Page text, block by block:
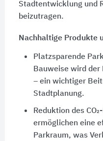
Stadtentwicklung und
beizutragen.
Nachhaltige Produkte
Platzsparende
Bauweise wird
– ein wichtiger
Stadtplanung.
Reduktion des
ermöglichen eine
Parkraum, was